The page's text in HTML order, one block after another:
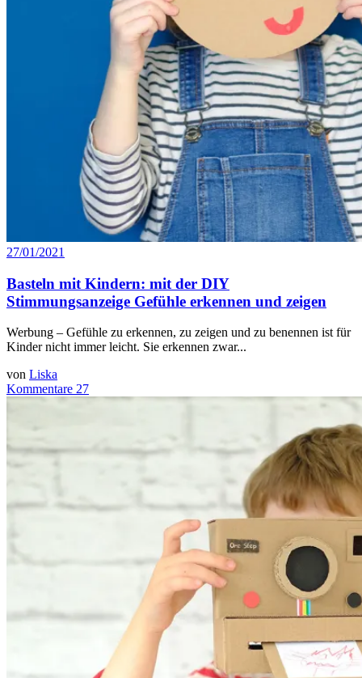
27/01/2021
Basteln mit Kindern: mit der DIY
Stimmungsanzeige Gefühle erkennen und zeigen
Werbung – Gefühle zu erkennen, zu zeigen und zu benennen ist für
Kinder nicht immer leicht. Sie erkennen zwar...
von Liska
Kommentare 27